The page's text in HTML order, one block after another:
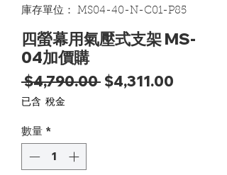
庫存單位： MS04-40-N-C01-P85
四螢幕用氣壓式支架 MS-
04加價購
$4,790.00 一般價格
$4,311.00
已含 稅金
數量 *